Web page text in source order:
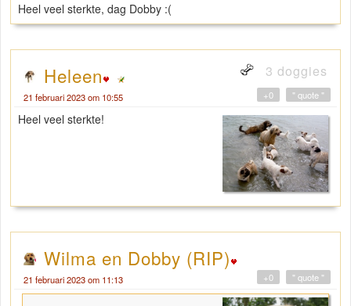
Heel veel sterkte, dag Dobby :(
Heleen 3 doggies
21 februari 2023 om 10:55 " quote "
+0
Heel veel sterkte!
Wilma en Dobby (RIP)
21 februari 2023 om 11:13 " quote "
+0